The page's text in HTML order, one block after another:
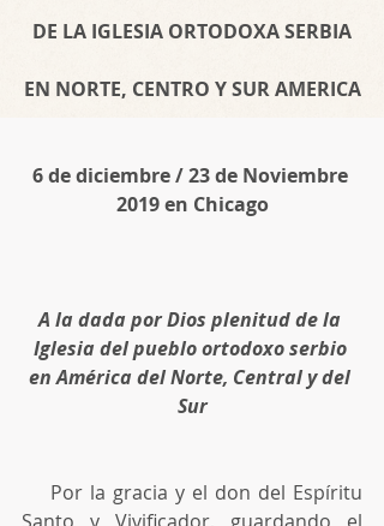
DE LA IGLESIA ORTODOXA SERBIA
EN NORTE, CENTRO Y SUR AMERICA
6 de diciembre / 23 de Noviembre
2019 en Chicago
A la dada por Dios plenitud de la
Iglesia del pueblo ortodoxo serbio
en América del Norte, Central y del
Sur